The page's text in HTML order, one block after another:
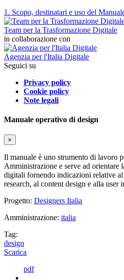
1. Scopo, destinatari e uso del
Team per la Trasformazione Digitale
in collaborazione con
Agenzia per l'Italia Digitale
Seguici su
Privacy policy
Cookie policy
Note legali
Manuale operativo di design
×
Il manuale è uno strumento di lavoro
Amministrazione e serve ad orientare
digitali fornendo indicazioni relative al
research, al content design e alla user
Progetto: Designers Italia
Amministrazione: italia
Tag:
design
Scarica
pdf